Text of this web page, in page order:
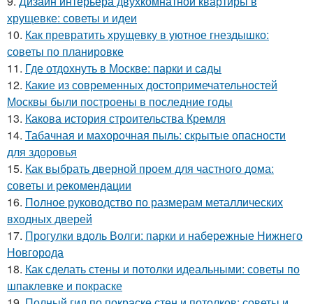
хрущевке: советы и идеи
10. Как превратить хрущевку в уютное гнездышко:
советы по планировке
11. Где отдохнуть в Москве: парки и сады
12. Какие из современных достопримечательностей
Москвы были построены в последние годы
13. Какова история строительства Кремля
14. Табачная и махорочная пыль: скрытые опасности
для здоровья
15. Как выбрать дверной проем для частного дома:
советы и рекомендации
16. Полное руководство по размерам металлических
входных дверей
17. Прогулки вдоль Волги: парки и набережные Нижнего
Новгорода
18. Как сделать стены и потолки идеальными: советы по
шпаклевке и покраске